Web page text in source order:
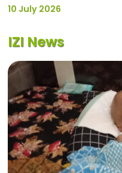
10 July 2026
IZI News